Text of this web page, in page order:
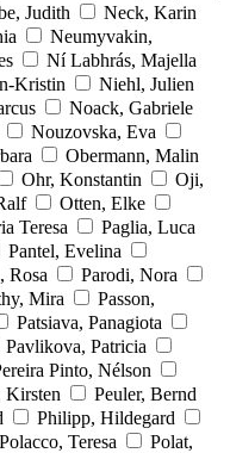
Judith
Neck, Karin
Neumyvakin,
Ní Labhrás, Majella
Kristin
Niehl, Julien
Noack, Gabriele
Nouzovska, Eva
Obermann, Malin
Ohr, Konstantin
Oji,
Otten, Elke
Teresa
Paglia, Luca
Pantel, Evelina
Rosa
Parodi, Nora
Mira
Passon,
Patsiava, Panagiota
Pavlikova, Patricia
Pinto, Nélson
Kirsten
Peuler, Bernd
Philipp, Hildegard
Polacco, Teresa
Polat,